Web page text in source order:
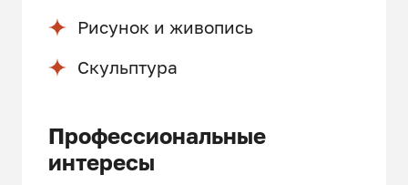
Рисунок и живопись
Скульптура
Профессиональные
интересы